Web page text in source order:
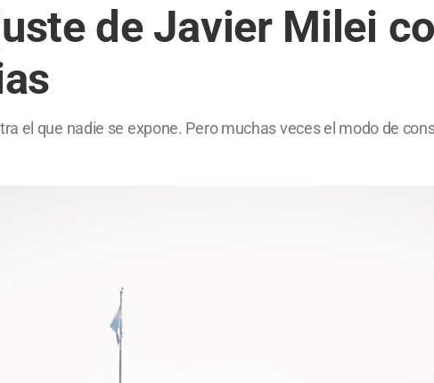
de Javier Milei
el que nadie se expone. Pero muchas veces el modo de